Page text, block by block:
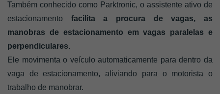
Também conhecido como Parktronic, o assistente ativo de
estacionamento facilita a procura de vagas, as
manobras de estacionamento em vagas paralelas e
perpendiculares.
Ele movimenta o veículo automaticamente para dentro da
vaga de estacionamento, aliviando para o motorista o
trabalho de manobrar.